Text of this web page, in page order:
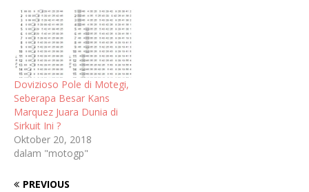
Dovizioso Pole di Motegi,
Seberapa Besar Kans
Marquez Juara Dunia di
Sirkuit Ini ?
Oktober 20, 2018
dalam "motogp"
PREVIOUS